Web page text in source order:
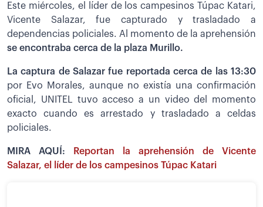
Este miércoles, el líder de los campesinos Túpac Katari,
Vicente Salazar, fue capturado y trasladado a
dependencias policiales. Al momento de la aprehensión
se encontraba cerca de la plaza Murillo.
La captura de Salazar fue reportada cerca de las 13:30
por Evo Morales, aunque no existía una confirmación
oficial, UNITEL tuvo acceso a un video del momento
exacto cuando es arrestado y trasladado a celdas
policiales.
MIRA AQUÍ:
Reportan la aprehensión de Vicente
Salazar, el líder de los campesinos Túpac Katari